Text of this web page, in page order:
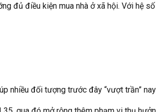
đủ điều kiện mua nhà ở xã hội. Với hệ số
nhiều đối tượng trước đây “vượt trần”